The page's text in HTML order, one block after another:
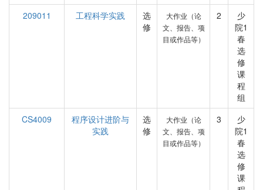
209011
工程科学实践
选
修
大作业（论
文、报告、项
目或作品等）
2
少
院1
春
选
修
课
程
组
CS4009
程序设计进阶与
实践
选
修
大作业（论
文、报告、项
目或作品等）
3
少
院1
春
选
修
课